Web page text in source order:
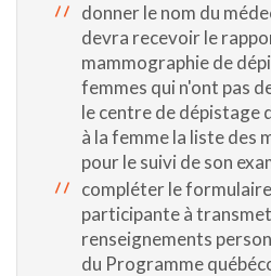
donner le nom du
devra recevoir le
mammographie de
femmes qui n'ont pas
le centre de dépistage
à la femme la liste des
pour le suivi de son
compléter le
participante à
renseignements
du Programme